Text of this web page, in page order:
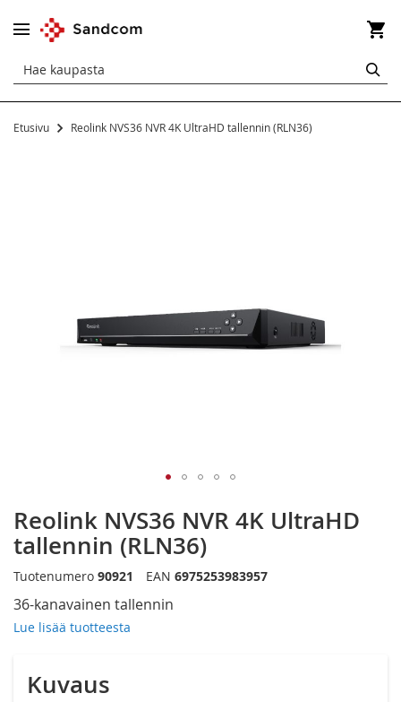
Etusivu Reolink NVS36 NVR 4K UltraHD tallennin (RLN36)
kuvagallerian
alkuun
Reolink NVS36 NVR 4K UltraHD
tallennin (RLN36)
36-kanavainen tallennin
Lue lisää tuotteesta
Tuotenumero 90921 EAN 6975253983957
Kuvaus